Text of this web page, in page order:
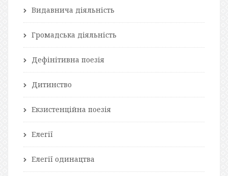
Видавнича діяльність
Громадська діяльність
Дефінітивна поезія
Дитинство
Екзистенційна поезія
Елегії
Елегії одинацтва